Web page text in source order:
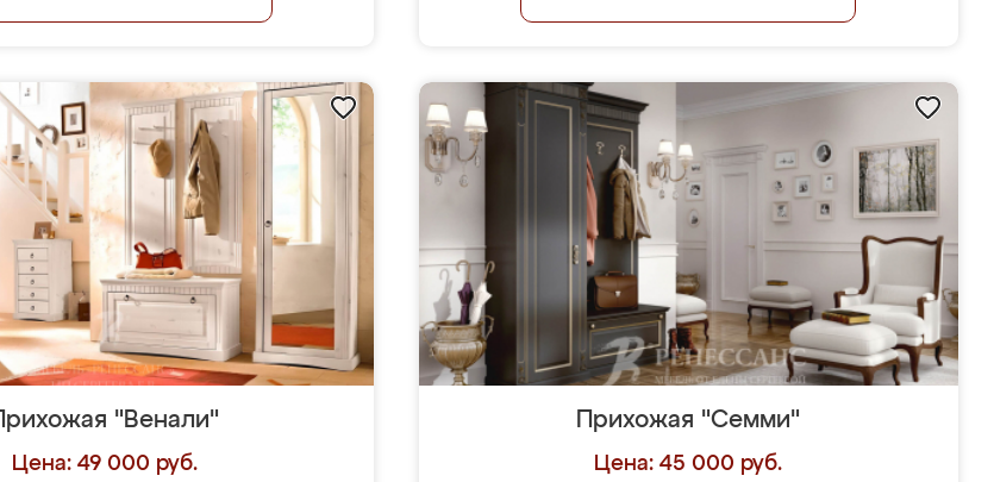
Прихожая "Венали"
Цена: 49 000 руб.
Прихожая "Семми"
Цена: 45 000 руб.